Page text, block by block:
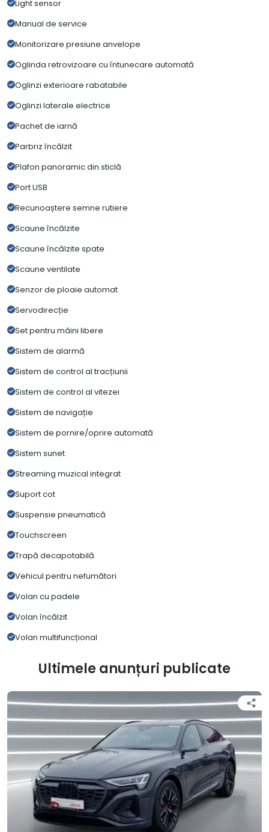
Light sensor
Manual de service
Monitorizare presiune anvelope
Oglinda retrovizoare cu întunecare automată
Oglinzi exterioare rabatabile
Oglinzi laterale electrice
Pachet de iarnă
Parbriz încălzit
Plafon panoramic din sticlă
Port USB
Recunoaștere semne rutiere
Scaune încălzite
Scaune încălzite spate
Scaune ventilate
Senzor de ploaie automat
Servodirecție
Set pentru mâini libere
Sistem de alarmă
Sistem de control al tracțiunii
Sistem de control al vitezei
Sistem de navigație
Sistem de pornire/oprire automată
Sistem sunet
Streaming muzical integrat
Suport cot
Suspensie pneumatică
Touchscreen
Trapă decapotabilă
Vehicul pentru nefumători
Volan cu padele
Volan încălzit
Volan multifuncțional
Ultimele anunțuri publicate